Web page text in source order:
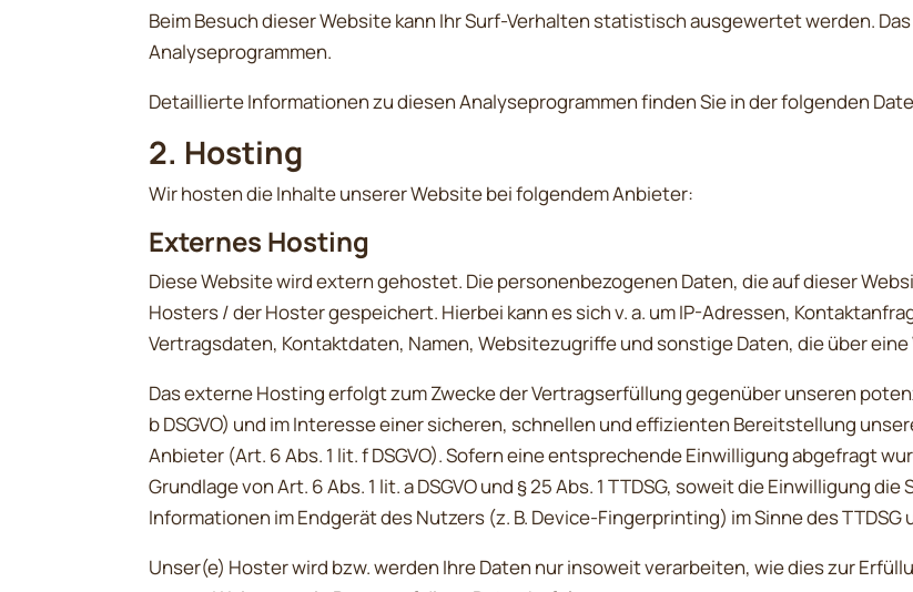
Beim Besuch dieser Website kann Ihr Surf-Verhalten statistisch ausgewertet werden.
Analyseprogrammen.
Detaillierte Informationen zu diesen Analyseprogrammen finden Sie in der folgenden
2. Hosting
Wir hosten die Inhalte unserer Website bei folgendem Anbieter:
Externes Hosting
Diese Website wird extern gehostet. Die personenbezogenen Daten, die auf dieser
Hosters / der Hoster gespeichert. Hierbei kann es sich v. a. um IP-Adressen,
Vertragsdaten, Kontaktdaten, Namen, Websitezugriffe und sonstige Daten, die über
Das externe Hosting erfolgt zum Zwecke der Vertragserfüllung gegenüber unseren
b DSGVO) und im Interesse einer sicheren, schnellen und effizienten Bereitstellung
Anbieter (Art. 6 Abs. 1 lit. f DSGVO). Sofern eine entsprechende Einwilligung abgefragt
Grundlage von Art. 6 Abs. 1 lit. a DSGVO und § 25 Abs. 1 TTDSG, soweit die Einwilligung
Informationen im Endgerät des Nutzers (z. B. Device-Fingerprinting) im Sinne des
Unser(e) Hoster wird bzw. werden Ihre Daten nur insoweit verarbeiten, wie dies zur